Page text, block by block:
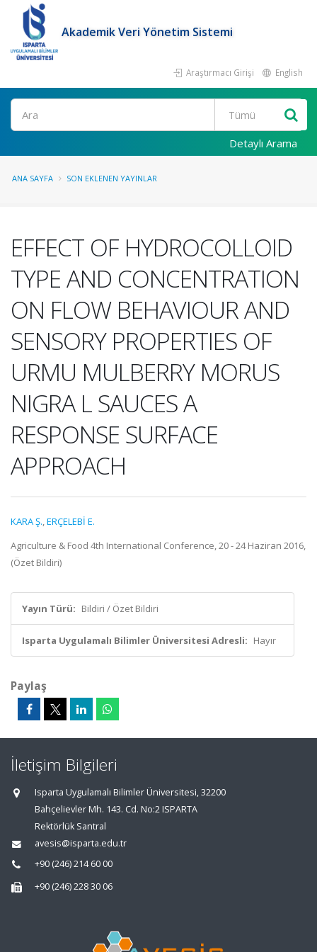
Akademik Veri Yönetim Sistemi
Araştırmacı Girişi English
Ara
Detaylı Arama
ANA SAYFA SON EKLENEN YAYINLAR
EFFECT OF HYDROCOLLOID
TYPE AND CONCENTRATION
ON FLOW BEHAVIOUR AND
SENSORY PROPERTIES OF
URMU MULBERRY MORUS
NIGRA L SAUCES A
RESPONSE SURFACE
APPROACH
KARA Ş.,ERÇELEBİ E.
Agriculture & Food 4th International Conference, 20 - 24 Haziran 2016,
(Özet Bildiri)
Yayın Türü: Bildiri / Özet Bildiri
Isparta Uygulamalı Bilimler Üniversitesi Adresli: Hayır
Paylaş
İletişim Bilgileri
Isparta Uygulamalı Bilimler Üniversitesi, 32200
Bahçelievler Mh. 143. Cd. No:2 ISPARTA
Rektörlük Santral
avesis@isparta.edu.tr
+90 (246) 214 60 00
+90 (246) 228 30 06